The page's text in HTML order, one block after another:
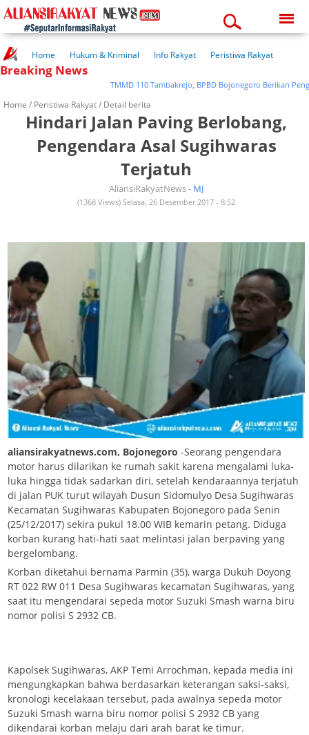
12:01:21 pm
Home Hukum & Kriminal Info Rakyat
Peristiwa Rakyat
Kuliner Rakyat
Wisata Rakyat
Kesehatan
Breaking News
TMMD 110 Tambakrejo, BPBD Bojonegoro Berikan
Home / Peristiwa Rakyat/ Detail berita
Hindari Jalan Paving Berlobang,
Pengendara Asal Sugihwaras
Terjatuh
AliansiRakyatNews - MJ
(1368 Views) Selasa, 26 Desember 2017 - 8:52
aliansirakyatnews.com, Bojonegoro -Seorang pengendara
motor harus dilarikan ke rumah sakit karena mengalami luka-
luka hingga tidak sadarkan diri, setelah kendaraannya terjatuh
di jalan PUK turut wilayah Dusun Sidomulyo Desa Sugihwaras
Kecamatan Sugihwaras Kabupaten Bojonegoro pada Senin
(25/12/2017) sekira pukul 18.00 WIB kemarin petang. Diduga
korban kurang hati-hati saat melintasi jalan berpaving yang
bergelombang.
Korban diketahui bernama Parmin (35), warga Dukuh Doyong
RT 022 RW 011 Desa Sugihwaras kecamatan Sugihwaras, yang
saat itu mengendarai sepeda motor Suzuki Smash warna biru
nomor polisi S 2932 CB.
Kapolsek Sugihwaras, AKP Temi Arrochman, kepada media ini
mengungkapkan bahwa berdasarkan keterangan saksi-saksi,
kronologi kecelakaan tersebut, pada awalnya sepeda motor
Suzuki Smash warna biru nomor polisi S 2932 CB yang
dikendarai korban melaju dari arah barat ke timur.